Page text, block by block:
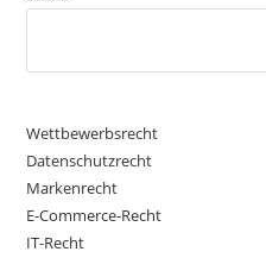
Wettbewerbsrecht
Datenschutzrecht
Markenrecht
E-Commerce-Recht
IT-Recht